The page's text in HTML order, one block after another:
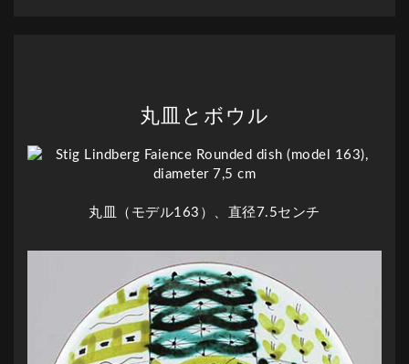
丸皿とボウル
丸皿（モデル163）、直径7.5センチ